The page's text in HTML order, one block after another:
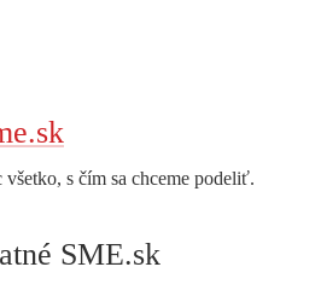
s čím sa chceme podeliť.
SME.sk